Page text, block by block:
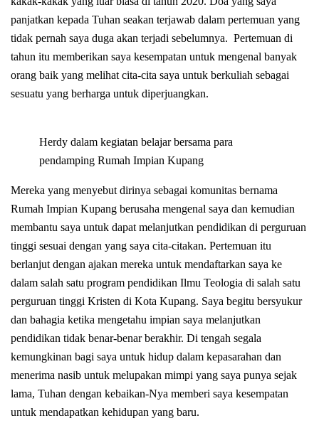
panjatkan kepada Tuhan seakan terjawab dalam pertemuan yang
tidak pernah saya duga akan terjadi sebelumnya. Pertemuan di
tahun itu memberikan saya kesempatan untuk mengenal banyak
orang baik yang melihat cita-cita saya untuk berkuliah sebagai
sesuatu yang berharga untuk diperjuangkan.
Herdy dalam kegiatan belajar bersama para
pendamping Rumah Impian Kupang
Mereka yang menyebut dirinya sebagai komunitas bernama
Rumah Impian Kupang berusaha mengenal saya dan kemudian
membantu saya untuk dapat melanjutkan pendidikan di perguruan
tinggi sesuai dengan yang saya cita-citakan. Pertemuan itu
berlanjut dengan ajakan mereka untuk mendaftarkan saya ke
dalam salah satu program pendidikan Ilmu Teologia di salah satu
perguruan tinggi Kristen di Kota Kupang. Saya begitu bersyukur
dan bahagia ketika mengetahu impian saya melanjutkan
pendidikan tidak benar-benar berakhir. Di tengah segala
kemungkinan bagi saya untuk hidup dalam kepasarahan dan
menerima nasib untuk melupakan mimpi yang saya punya sejak
lama, Tuhan dengan kebaikan-Nya memberi saya kesempatan
untuk mendapatkan kehidupan yang baru.